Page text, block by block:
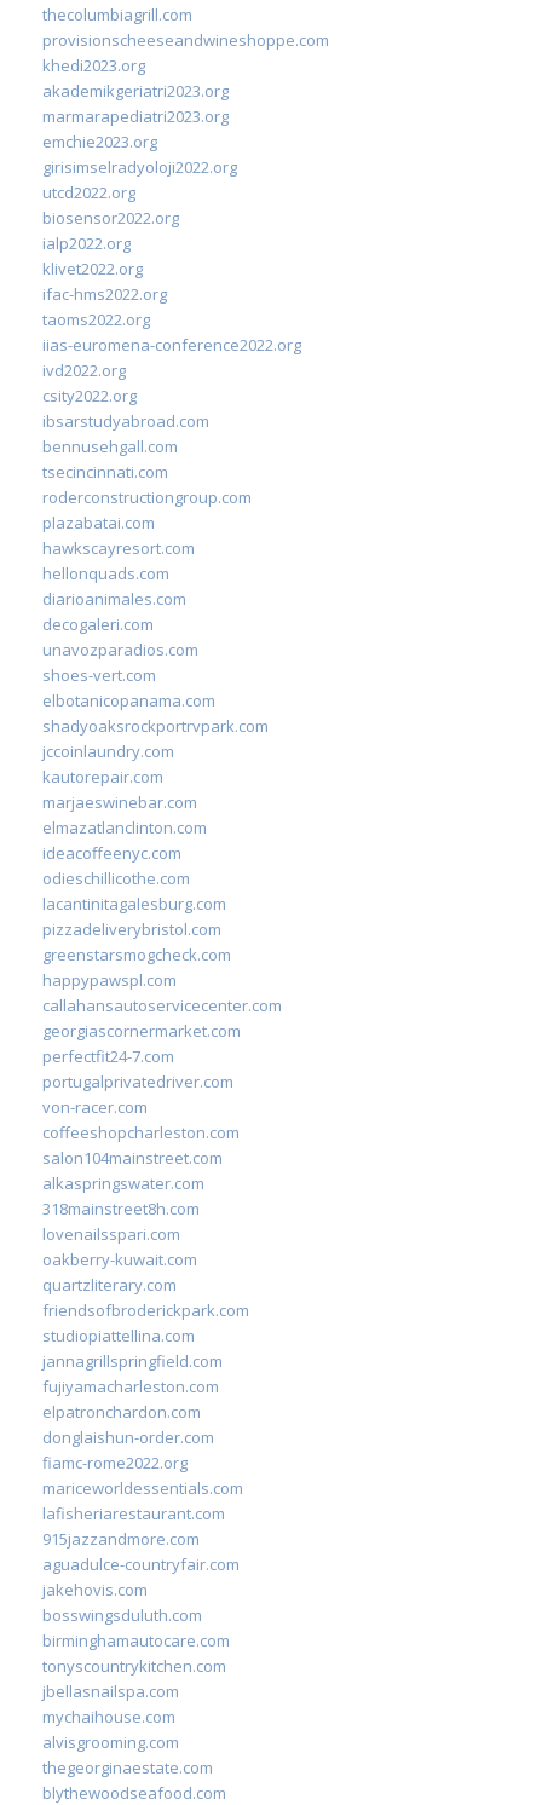
thecolumbiagrill.com
provisionscheeseandwineshoppe.com
khedi2023.org
akademikgeriatri2023.org
marmarapediatri2023.org
emchie2023.org
girisimselradyoloji2022.org
utcd2022.org
biosensor2022.org
ialp2022.org
klivet2022.org
ifac-hms2022.org
taoms2022.org
iias-euromena-conference2022.org
ivd2022.org
csity2022.org
ibsarstudyabroad.com
bennusehgall.com
tsecincinnati.com
roderconstructiongroup.com
plazabatai.com
hawkscayresort.com
hellonquads.com
diarioanimales.com
decogaleri.com
unavozparadios.com
shoes-vert.com
elbotanicopanama.com
shadyoaksrockportrvpark.com
jccoinlaundry.com
kautorepair.com
marjaeswinebar.com
elmazatlanclinton.com
ideacoffeenyc.com
odieschillicothe.com
lacantinitagalesburg.com
pizzadeliverybristol.com
greenstarsmogcheck.com
happypawspl.com
callahansautoservicecenter.com
georgiascornermarket.com
perfectfit24-7.com
portugalprivatedriver.com
von-racer.com
coffeeshopcharleston.com
salon104mainstreet.com
alkaspringswater.com
318mainstreet8h.com
lovenailsspari.com
oakberry-kuwait.com
quartzliterary.com
friendsofbroderickpark.com
studiopiattellina.com
jannagrillspringfield.com
fujiyamacharleston.com
elpatronchardon.com
donglaishun-order.com
fiamc-rome2022.org
mariceworldessentials.com
lafisheriarestaurant.com
915jazzandmore.com
aguadulce-countryfair.com
jakehovis.com
bosswingsduluth.com
birminghamautocare.com
tonyscountrykitchen.com
jbellasnailspa.com
mychaihouse.com
alvisgrooming.com
thegeorginaestate.com
blythewoodseafood.com